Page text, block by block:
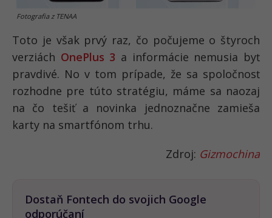
Fotografia z TENAA
Toto je však prvý raz, čo počujeme o štyroch
verziách OnePlus 3 a informácie nemusia byť
pravdivé. No v tom prípade, že sa spoločnosť
rozhodne pre túto stratégiu, máme sa naozaj
na čo tešiť a novinka jednoznačne zamieša
karty na smartfónom trhu.
Zdroj: Gizmochina
Dostaň Fontech do svojich Google
odporúčaní